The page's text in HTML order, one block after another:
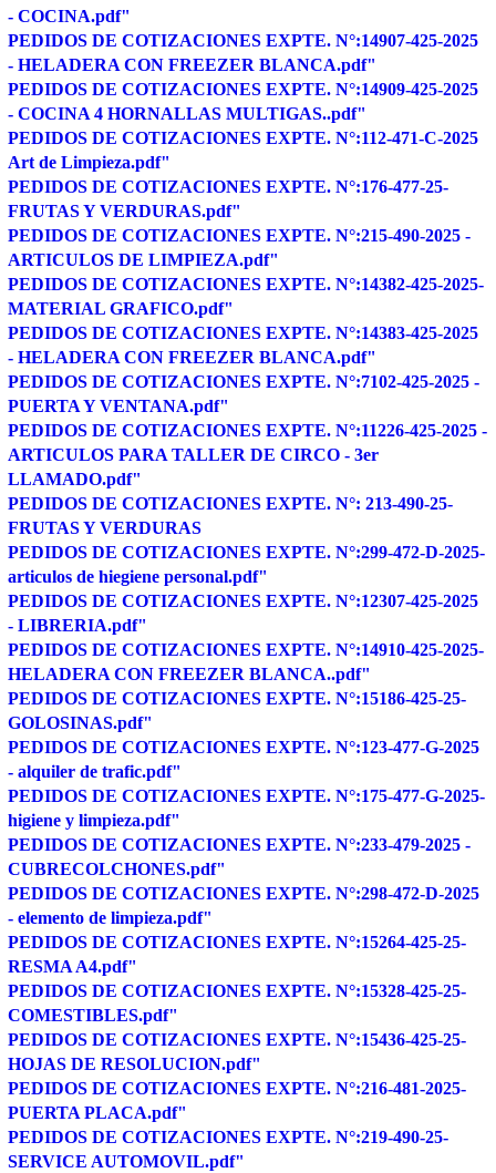
- COCINA.pdf"
PEDIDOS DE COTIZACIONES EXPTE. N°:14907-425-2025
- HELADERA CON FREEZER BLANCA.pdf"
PEDIDOS DE COTIZACIONES EXPTE. N°:14909-425-2025
- COCINA 4 HORNALLAS MULTIGAS..pdf"
PEDIDOS DE COTIZACIONES EXPTE. N°:112-471-C-2025
Art de Limpieza.pdf"
PEDIDOS DE COTIZACIONES EXPTE. N°:176-477-25-
FRUTAS Y VERDURAS.pdf"
PEDIDOS DE COTIZACIONES EXPTE. N°:215-490-2025 -
ARTICULOS DE LIMPIEZA.pdf"
PEDIDOS DE COTIZACIONES EXPTE. N°:14382-425-2025-
MATERIAL GRAFICO.pdf"
PEDIDOS DE COTIZACIONES EXPTE. N°:14383-425-2025
- HELADERA CON FREEZER BLANCA.pdf"
PEDIDOS DE COTIZACIONES EXPTE. N°:7102-425-2025 -
PUERTA Y VENTANA.pdf"
PEDIDOS DE COTIZACIONES EXPTE. N°:11226-425-2025 -
ARTICULOS PARA TALLER DE CIRCO - 3er
LLAMADO.pdf"
PEDIDOS DE COTIZACIONES EXPTE. N°: 213-490-25-
FRUTAS Y VERDURAS
PEDIDOS DE COTIZACIONES EXPTE. N°:299-472-D-2025-
articulos de hiegiene personal.pdf"
PEDIDOS DE COTIZACIONES EXPTE. N°:12307-425-2025
- LIBRERIA.pdf"
PEDIDOS DE COTIZACIONES EXPTE. N°:14910-425-2025-
HELADERA CON FREEZER BLANCA..pdf"
PEDIDOS DE COTIZACIONES EXPTE. N°:15186-425-25-
GOLOSINAS.pdf"
PEDIDOS DE COTIZACIONES EXPTE. N°:123-477-G-2025
- alquiler de trafic.pdf"
PEDIDOS DE COTIZACIONES EXPTE. N°:175-477-G-2025-
higiene y limpieza.pdf"
PEDIDOS DE COTIZACIONES EXPTE. N°:233-479-2025 -
CUBRECOLCHONES.pdf"
PEDIDOS DE COTIZACIONES EXPTE. N°:298-472-D-2025
- elemento de limpieza.pdf"
PEDIDOS DE COTIZACIONES EXPTE. N°:15264-425-25-
RESMA A4.pdf"
PEDIDOS DE COTIZACIONES EXPTE. N°:15328-425-25-
COMESTIBLES.pdf"
PEDIDOS DE COTIZACIONES EXPTE. N°:15436-425-25-
HOJAS DE RESOLUCION.pdf"
PEDIDOS DE COTIZACIONES EXPTE. N°:216-481-2025-
PUERTA PLACA.pdf"
PEDIDOS DE COTIZACIONES EXPTE. N°:219-490-25-
SERVICE AUTOMOVIL.pdf"